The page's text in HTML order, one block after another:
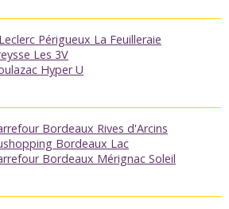
Périgueux La Feuilleraie
Les 3V
Hyper U
Bordeaux Rives d'Arcins
Bordeaux Lac
Bordeaux Mérignac Soleil